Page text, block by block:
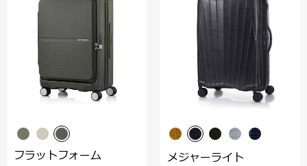
フラットフォーム メジャーライト